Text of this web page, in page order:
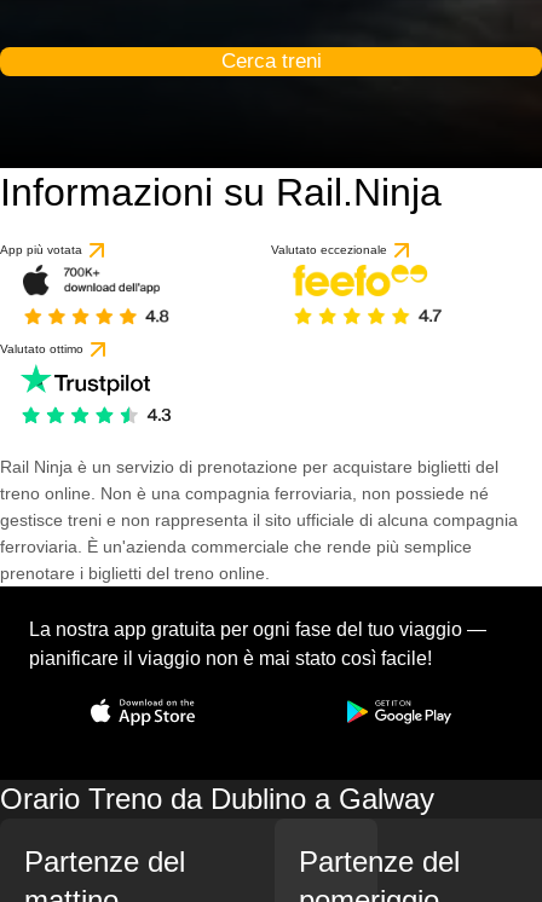
Cerca treni
Informazioni su Rail.Ninja
App più votata Valutato eccezionale
Valutato ottimo
Rail Ninja è un servizio di prenotazione per acquistare biglietti del
treno online. Non è una compagnia ferroviaria, non possiede né
gestisce treni e non rappresenta il sito ufficiale di alcuna compagnia
ferroviaria. È un'azienda commerciale che rende più semplice
prenotare i biglietti del treno online.
La nostra app gratuita per ogni fase del tuo viaggio —
pianificare il viaggio non è mai stato così facile!
Orario Treno da Dublino a Galway
Partenze del
Partenze del
8.9 / 10
basato su 1